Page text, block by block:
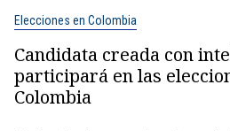
Elecciones en Colombia
Candidata creada con
participará en las
Colombia